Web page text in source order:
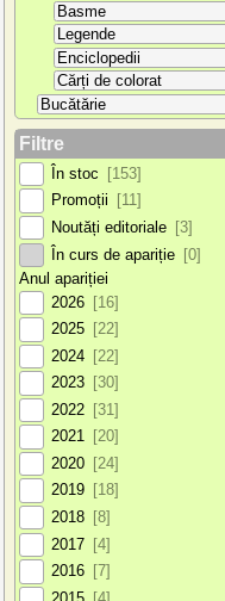
Basme
Legende
Enciclopedii
Cărți de colorat
Bucătărie
Filtre
În stoc
[153]
Promoții
[11]
Noutăți editoriale [3]
În curs de apariție [0]
Anul apariției
2026 [16]
2025 [22]
2024 [22]
2023 [30]
2022 [31]
2021 [20]
2020 [24]
2019 [18]
2018 [8]
2017 [4]
2016 [7]